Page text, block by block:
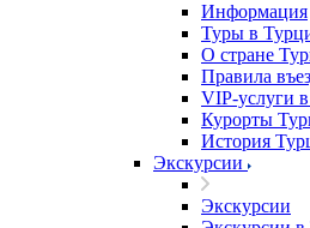
Информация
Туры в
О стране
Правила
VIP-услуги
Курорты
История
Экскурсии
Экскурсии